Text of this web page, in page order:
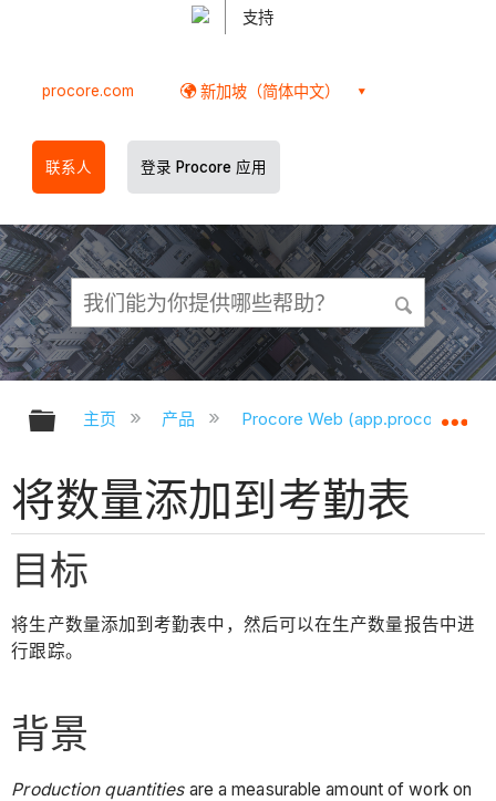
支持
procore.com 新加坡（简体中文）
联系人 登录 Procore 应用
扩展/隐缩全局层次
主页 产品 Procore Web
将数量添加到考勤表
目标
将生产数量添加到考勤表中，然后可以在生产数量报告中进
行跟踪。
背景
Production quantitiesare a measurable amount of work on